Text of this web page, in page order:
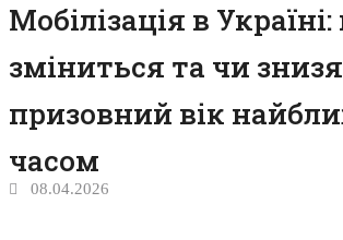
Мобілізація в
зміниться та чи
призовний вік
часом
08.04.2026